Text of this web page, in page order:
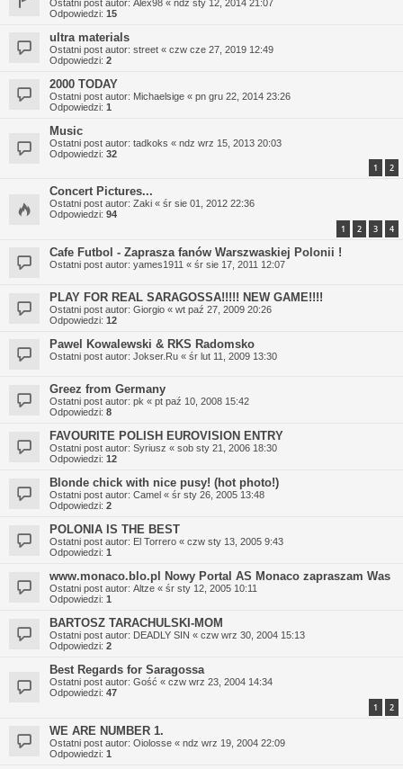
Ostatni post autor: Alex98 « ndz sty 12, 2014 21:07
Odpowiedzi: 15
ultra materials
Ostatni post autor: street « czw cze 27, 2019 12:49
Odpowiedzi: 2
2000 TODAY
Ostatni post autor: Michaelsige « pn gru 22, 2014 23:26
Odpowiedzi: 1
Music
Ostatni post autor: tadkoks « ndz wrz 15, 2013 20:03
Odpowiedzi: 32
1 2
Concert Pictures...
Ostatni post autor: Zaki « śr sie 01, 2012 22:36
Odpowiedzi: 94
1 2 3 4
Cafe Futbol - Zaprasza fanów Warszwaskiej Polonii !
Ostatni post autor: yames1911 « śr sie 17, 2011 12:07
PLAY FOR REAL SARAGOSSA!!!!! NEW GAME!!!!
Ostatni post autor: Giorgio « wt paź 27, 2009 20:26
Odpowiedzi: 12
Pawel Kowalewski & RKS Radomsko
Ostatni post autor: Jokser.Ru « śr lut 11, 2009 13:30
Greez from Germany
Ostatni post autor: pk « pt paź 10, 2008 15:42
Odpowiedzi: 8
FAVOURITE POLISH EUROVISION ENTRY
Ostatni post autor: Syriusz « sob sty 21, 2006 18:30
Odpowiedzi: 12
Blonde chick with nice pusy! (hot photo!)
Ostatni post autor: Camel « śr sty 26, 2005 13:48
Odpowiedzi: 2
POLONIA IS THE BEST
Ostatni post autor: El Torrero « czw sty 13, 2005 9:43
Odpowiedzi: 1
www.monaco.blo.pl Nowy Portal AS Monaco zapraszam Was
Ostatni post autor: Altze « śr sty 12, 2005 10:11
Odpowiedzi: 1
BARTOSZ TARACHULSKI-MOM
Ostatni post autor: DEADLY SIN « czw wrz 30, 2004 15:13
Odpowiedzi: 2
Best Regards for Saragossa
Ostatni post autor: Gość « czw wrz 23, 2004 14:34
Odpowiedzi: 47
1 2
WE ARE NUMBER 1.
Ostatni post autor: Oiolosse « ndz wrz 19, 2004 22:09
Odpowiedzi: 1